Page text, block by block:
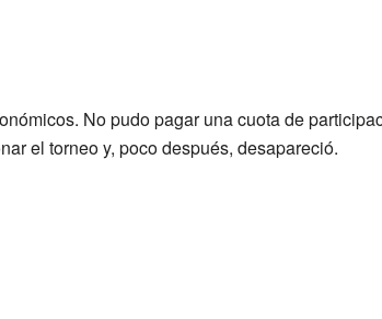
No pudo pagar una cuota de
el torneo y, poco después, desapareció.